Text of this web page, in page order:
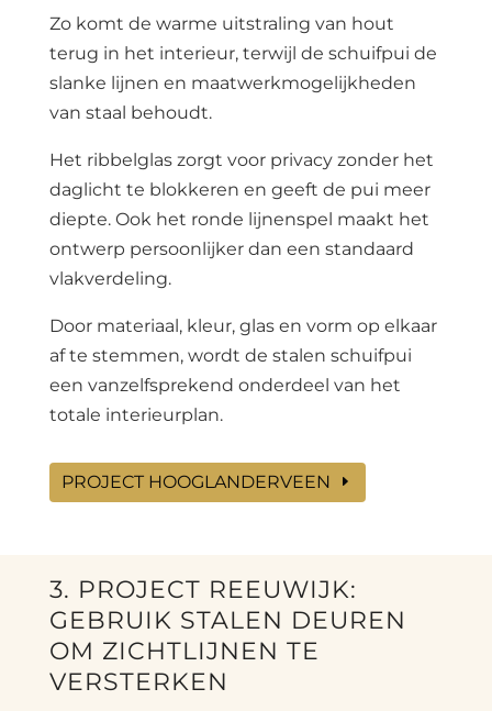
Zo komt de warme uitstraling van hout
terug in het interieur, terwijl de schuifpui de
slanke lijnen en maatwerkmogelijkheden
van staal behoudt.
Het ribbelglas zorgt voor privacy zonder het
daglicht te blokkeren en geeft de pui meer
diepte. Ook het ronde lijnenspel maakt het
ontwerp persoonlijker dan een standaard
vlakverdeling.
Door materiaal, kleur, glas en vorm op elkaar
af te stemmen, wordt de stalen schuifpui
een vanzelfsprekend onderdeel van het
totale interieurplan.
PROJECT HOOGLANDERVEEN
3. PROJECT REEUWIJK:
GEBRUIK STALEN DEUREN
OM ZICHTLIJNEN TE
VERSTERKEN